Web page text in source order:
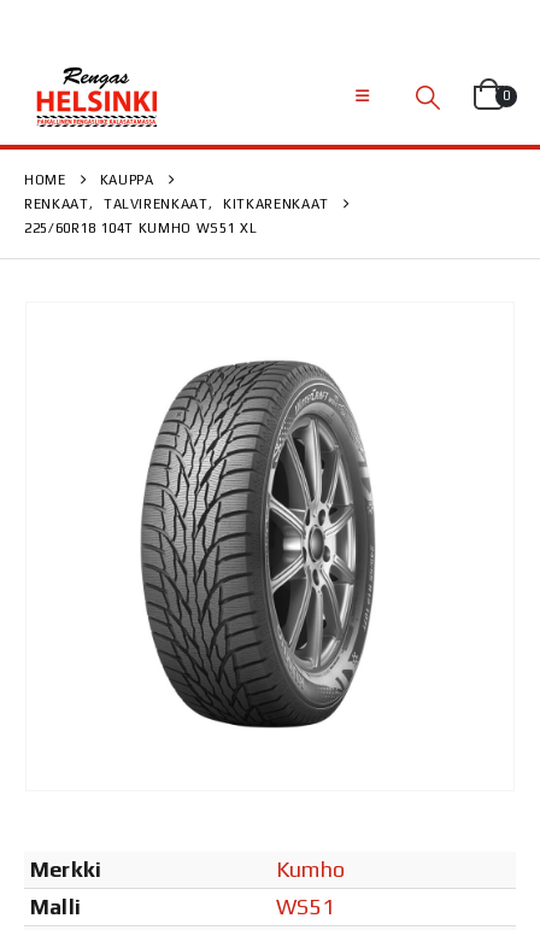
0
HOME
KAUPPA
RENKAAT, TALVIRENKAAT,
KITKARENKAAT
225/60R18 104T KUMHO WS51 XL
Merkki
Kumho
Malli
WS51